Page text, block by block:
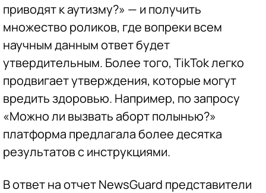
приводят к аутизму?» — и получить
множество роликов, где вопреки всем
научным данным ответ будет
утвердительным. Более того, TikTok легко
продвигает утверждения, которые могут
вредить здоровью. Например, по запросу
«Можно ли вызвать аборт полынью?»
платформа предлагала более десятка
результатов с инструкциями.
В ответ на отчет NewsGuard представители